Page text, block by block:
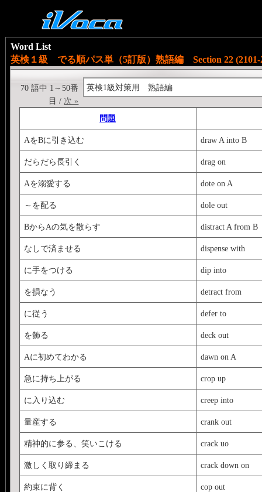
Word List
英検１級 でる順パス単（5訂版）熟語編 Section 22 (2101-
英検1級対策用 熟語編
70 語中 1～50番
目 / 次 »
問題
AをBに引き込む draw A into B
だらだら長引く drag on
Aを溺愛する dote on A
～を配る dole out
BからAの気を散らす distract A from B
なしで済ませる dispense with
に手をつける dip into
を損なう detract from
に従う defer to
を飾る deck out
Aに初めてわかる dawn on A
急に持ち上がる crop up
に入り込む creep into
量産する crank out
精神的に参る、笑いこける crack uo
激しく取り締まる crack down on
約束に背く cop out